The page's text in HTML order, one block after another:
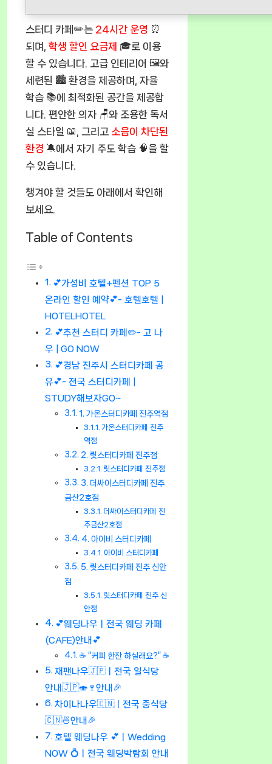
스터디 카페✏️는 24시간 운영 ⏰
되며, 학생 할인 요금제 🎓로 이용
할 수 있습니다. 고급 인테리어 🖼️와
세련된 🏙️ 환경을 제공하며, 자율
학습 📚에 최적화된 공간을 제공합
니다. 편안한 의자 🪑와 조용한 독서
실 스타일 📖, 그리고 소음이 차단된
환경 🔕에서 자기 주도 학습 🧠을 할
수 있습니다.
챙겨야 할 것들도 아래에서 확인해
보세요.
Table of Contents
💕가성비 호텔+펜션 TOP 5
온라인 할인 예약💕- 호텔호텔 |
HOTELHOTEL
💕추천 스터디 카페✏️- 고 나
우 | GO NOW
💕경남 진주시 스터디카페 공
유💕- 전국 스터디카페 |
STUDY해보자GO~
1. 가온스터디카페 진주역점
가온스터디카페 진주
역점
2. 릿스터디카페 진주점
릿스터디카페 진주점
3. 더싸이스터디카페 진주
금산2호점
더싸이스터디카페 진
주금산2호점
4. 아이비 스터디카페
아이비 스터디카페
5. 릿스터디카페 진주 신안
점
릿스터디카페 진주 신
안점
💕웨딩나우ㅣ전국 웨딩 카페
(CAFE)안내💕
☕ “커피 한잔 하실래요?” ☕
재팬나우🇯🇵ㅣ전국 일식당
안내🇯🇵🍣🍷안내🎉
차이나나우🇨🇳ㅣ전국 중식당
🇨🇳🍜안내🎉
호텔 웨딩나우 💕ㅣWedding
NOW 💍ㅣ전국 웨딩박람회 안내